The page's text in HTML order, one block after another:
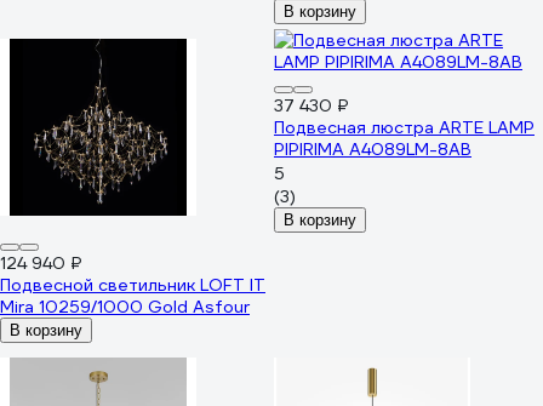
В корзину
124 940 ₽
Подвесной светильник LOFT IT
Mira 10259/1000 Gold Asfour
В корзину
37 430 ₽
Подвесная люстра ARTE LAMP
PIPIRIMA A4089LM-8AB
5
(3)
В корзину